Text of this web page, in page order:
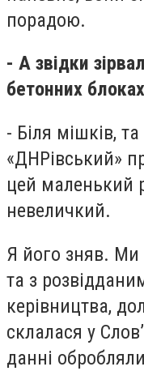
порадою.
- А звідки
бетонних
- Біля мішків,
«ДНРівський»
цей маленький
невеличкий.
Я його зняв. Ми
та з
керівництва,
склалася у
данні